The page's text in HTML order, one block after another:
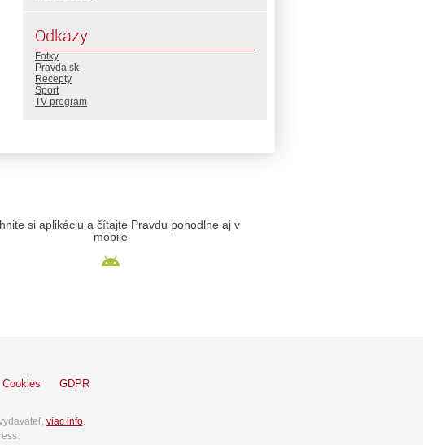
Odkazy
Fotky
Pravda.sk
Recepty
Šport
TV program
si aplikáciu a čítajte Pravdu pohodlne aj v
mobile
Cookies GDPR
viac info.